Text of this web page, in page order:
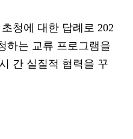
청에 대한 답례로 202
하는 교류 프로그램을
간 실질적 협력을 꾸